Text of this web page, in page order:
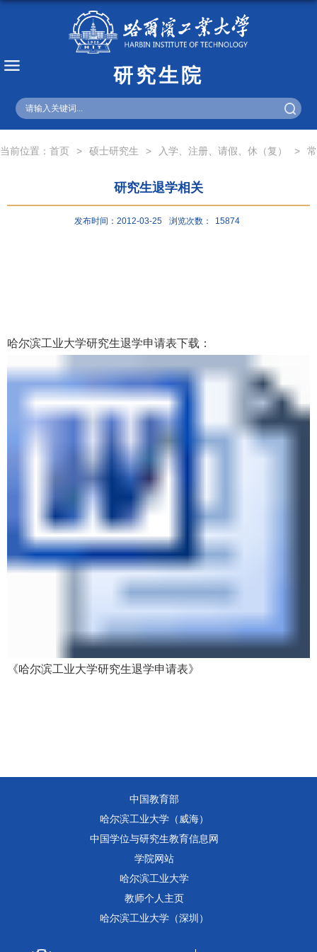
研究生院
当前位置： 首页 > 硕士研究生 > 入学、注册、请假、休（复） >
研究生退学相关
发布时间：2012-03-25 浏览次数： 15874
哈尔滨工业大学研究生退学申请表下载：
《哈尔滨工业大学研究生退学申请表》
中国教育部
哈尔滨工业大学（威海）
中国学位与研究生教育信息网
学院网站
哈尔滨工业大学
教师个人主页
哈尔滨工业大学（深圳）